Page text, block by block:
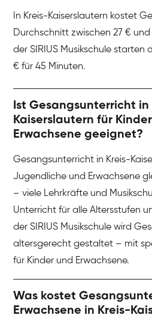
In Kreis-Kaiserslautern kostet
Durchschnitt zwischen 27 €
der SIRIUS Musikschule starten
€ für 45 Minuten.
Ist Gesangsunterricht in
Kaiserslautern für
Erwachsene geeignet?
Gesangsunterricht in Kreis-
Jugendliche und Erwachsene
– viele Lehrkräfte und
Unterricht für alle Altersstufen
der SIRIUS Musikschule wird
altersgerecht gestaltet – mit
für Kinder und Erwachsene.
Was kostet
Erwachsene in Kreis-